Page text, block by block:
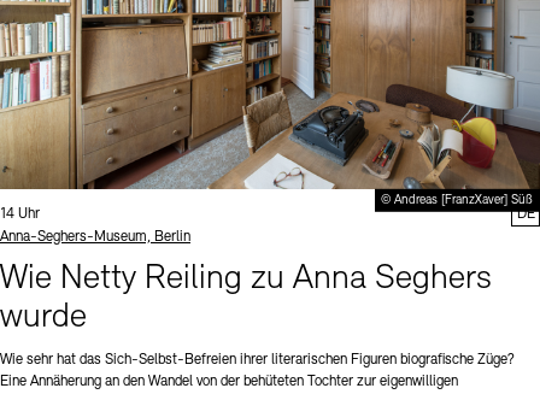
© Andreas [FranzXaver] Süß
Uhrzeit:
14 Uhr
Standort
Anna-Seghers-Museum, Berlin
Wie Netty Reiling zu Anna Seghers
wurde
Wie sehr hat das Sich-Selbst-Befreien ihrer literarischen Figuren biografische Züge?
Eine Annäherung an den Wandel von der behüteten Tochter zur eigenwilligen
DE